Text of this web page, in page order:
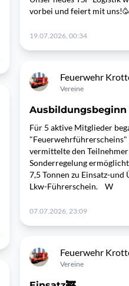
vorbei und feiert mit
19.07.2026, 00:34
Feuerwehr
Vereine
Für 5 aktive Mitglieder
"Feuerwehrführerscheins"
vermittelte den
Sonderregelung
7,5 Tonnen zu Einsatz-und
Lkw-Führerschein. W
07.07.2026, 23:09
Feuerwehr
Vereine